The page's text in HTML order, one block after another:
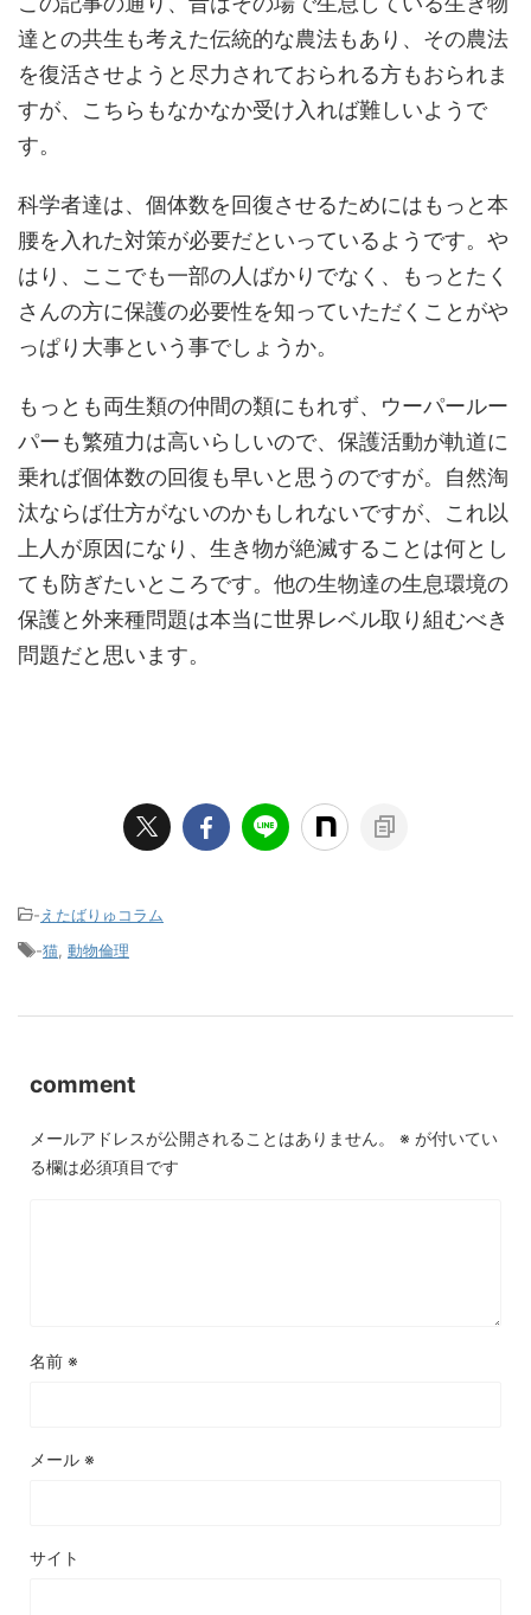
達との共生も考えた伝統的な農法もあり、その農法
を復活させようと尽力されておられる方もおられま
すが、こちらもなかなか受け入れば難しいようで
す。
科学者達は、個体数を回復させるためにはもっと本
腰を入れた対策が必要だといっているようです。や
はり、ここでも一部の人ばかりでなく、もっとたく
さんの方に保護の必要性を知っていただくことがや
っぱり大事という事でしょうか。
もっとも両生類の仲間の類にもれず、ウーパールー
パーも繁殖力は高いらしいので、保護活動が軌道に
乗れば個体数の回復も早いと思うのですが。自然淘
汰ならば仕方がないのかもしれないですが、これ以
上人が原因になり、生き物が絶滅することは何とし
ても防ぎたいところです。他の生物達の生息環境の
保護と外来種問題は本当に世界レベル取り組むべき
問題だと思います。
-えたばりゅコラム
-猫 動物倫理
comment
メールアドレスが公開されることはありません。 ※ が付いてい
る欄は必須項目です
名前 ※
メール ※
サイト